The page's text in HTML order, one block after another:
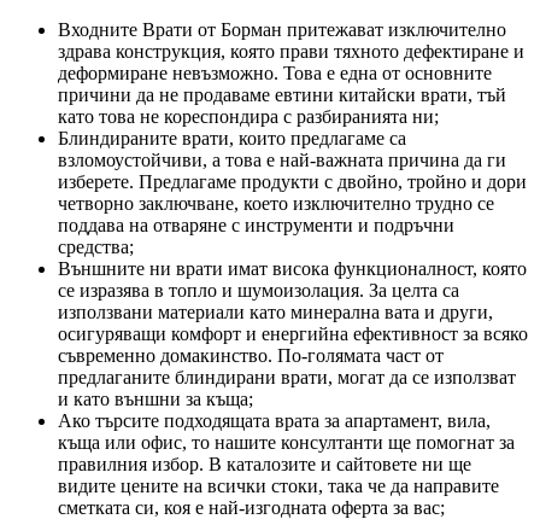
Входните Врати от Борман притежават изключително
здрава конструкция, която прави тяхното дефектиране и
деформиране невъзможно. Това е една от основните
причини да не продаваме евтини китайски врати, тъй
като това не кореспондира с разбиранията ни;
Блиндираните врати, които предлагаме са
взломоустойчиви, а това е най-важната причина да ги
изберете. Предлагаме продукти с двойно, тройно и дори
четворно заключване, което изключително трудно се
поддава на отваряне с инструменти и подръчни
средства;
Външните ни врати имат висока функционалност, която
се изразява в топло и шумоизолация. За целта са
използвани материали като минерална вата и други,
осигуряващи комфорт и енергийна ефективност за всяко
съвременно домакинство. По-голямата част от
предлаганите блиндирани врати, могат да се използват
и като външни за къща;
Ако търсите подходящата врата за апартамент, вила,
къща или офис, то нашите консултанти ще помогнат за
правилния избор. В каталозите и сайтовете ни ще
видите цените на всички стоки, така че да направите
сметката си, коя е най-изгодната оферта за вас;